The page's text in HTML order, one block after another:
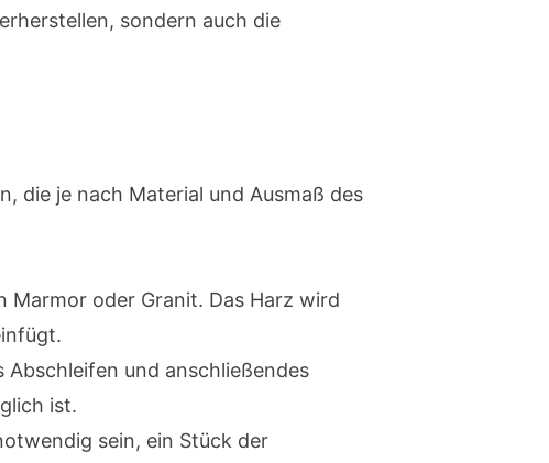
sondern auch die
die je nach Material und Ausmaß des
Marmor oder Granit. Das Harz wird
und anschließendes
ist.
sein, ein Stück der